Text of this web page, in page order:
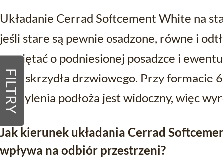
FILTRY
Układanie Cerrad Softcement White na
jeśli stare są pewnie osadzone, równe i
pamiętać o podniesionej posadzce i
oraz skrzydła drzwiowego. Przy
odchylenia podłoża jest widoczny, więc
Jak kierunek układania Cerrad
wpływa na odbiór przestrzeni?